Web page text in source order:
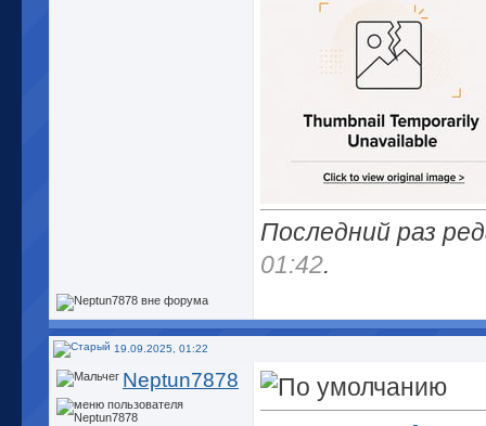
Последний раз
01:42.
19.09.2025, 01:22
Neptun7878